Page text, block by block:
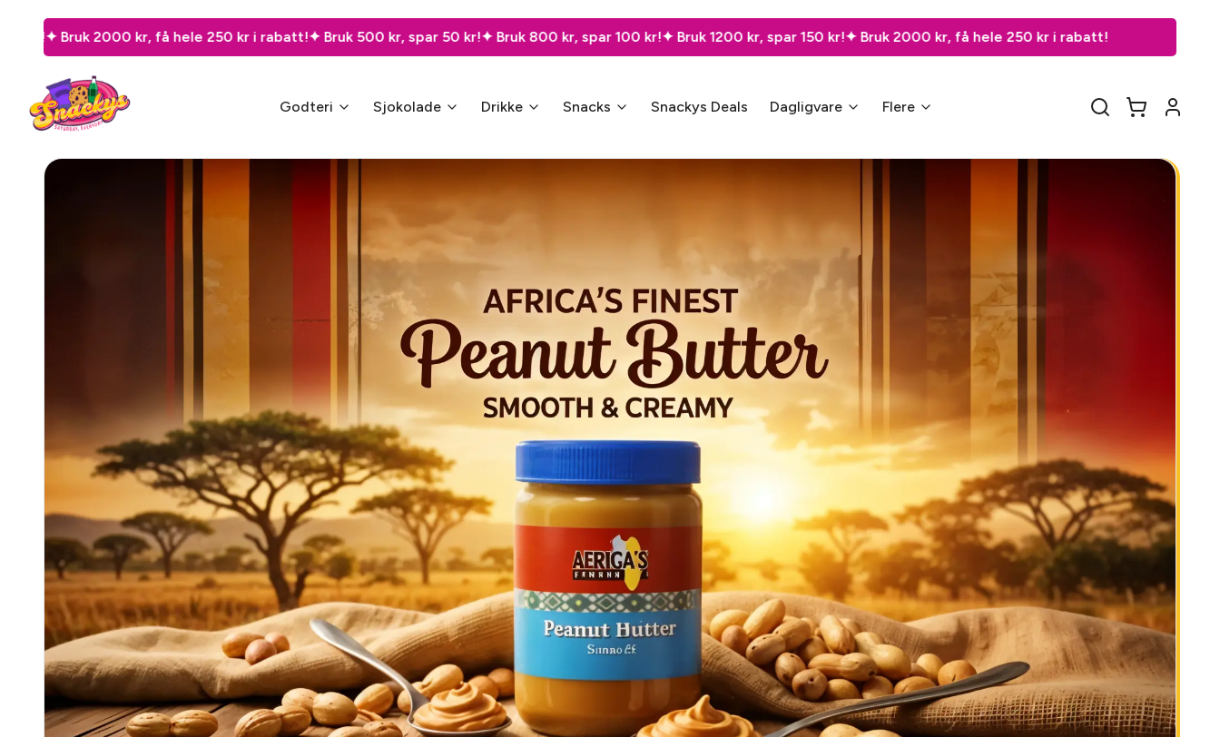
hele 250 kr i rabatt!✦ Bruk 500 kr, spar 50 kr! ✦ Bruk 800 kr, spar 100 kr!✦ Bruk 1200 kr, spar 150 kr!✦ Bruk 2000 kr, få hele 250 kr i rabatt!
Godteri Sjokolade Drikke Snacks Snackys Deals Dagligvare Flere